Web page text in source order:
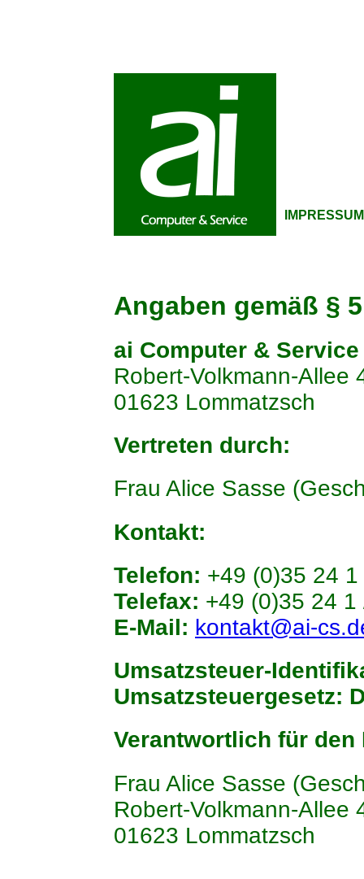
IMPRESSUM
Angaben gemäß §
ai Computer & Service
Robert-Volkmann-Allee
01623 Lommatzsch
Vertreten durch:
Frau Alice Sasse
Kontakt:
Telefon: +49 (0)35 24
Telefax: +49 (0)35 24 1
E-Mail: kontakt@ai-
Umsatzsteuer-
Umsatzsteuergesetz:
Verantwortlich für den
Frau Alice Sasse
Robert-Volkmann-Allee
01623 Lommatzsch